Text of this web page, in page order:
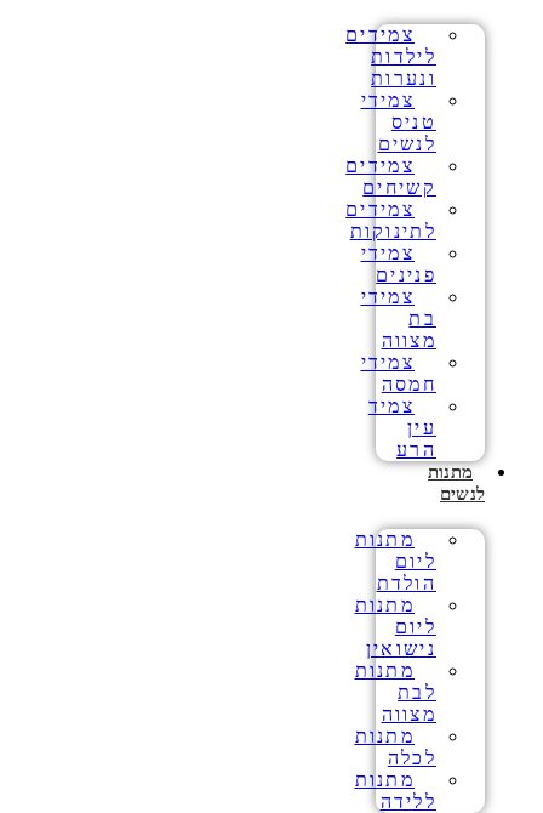
צמידים
לילדות
ונערות
צמידי
טניס
לנשים
צמידים
קשיחים
צמידים
לתינוקות
צמידי
פנינים
צמידי
בת
מצווה
צמידי
חמסה
צמיד
עין
הרע
מתנות
לנשים
מתנות
ליום
הולדת
מתנות
ליום
נישואין
מתנות
לבת
מצווה
מתנות
לכלה
מתנות
ללידה